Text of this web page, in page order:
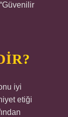
iyi
etiği